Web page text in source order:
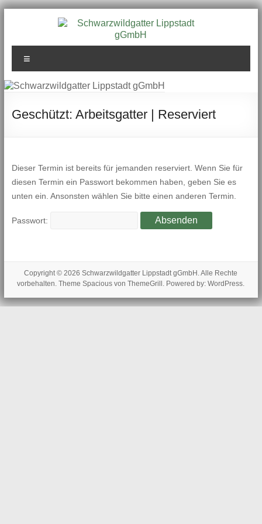
Schwarzwildgatter
Lippstadt gGmbH
Geschützt: Arbeitsgatter | Reserviert
Dieser Termin ist bereits für jemanden reserviert. Wenn Sie für
diesen Termin ein Passwort bekommen haben, geben Sie es
unten ein. Ansonsten wählen Sie bitte einen anderen Termin.
Passwort:
Copyright © 2026Schwarzwildgatter Lippstadt gGmbH . Alle Rechte
vorbehalten. ThemeSpacious von ThemeGrill. Powered by:WordPress.